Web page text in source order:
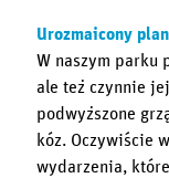
Urozmaicony
W naszym parku
ale też czynnie
podwyższone
kóz. Oczywiście
wydarzenia,